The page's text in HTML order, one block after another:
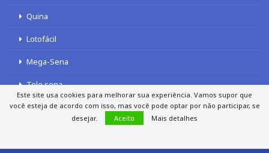
Quina
Lotofácil
Mega-Sena
Tele sena
Este site usa cookies para melhorar sua experiência. Vamos supor que
você esteja de acordo com isso, mas você pode optar por não participar, se
desejar.
Aceito Mais detalhes